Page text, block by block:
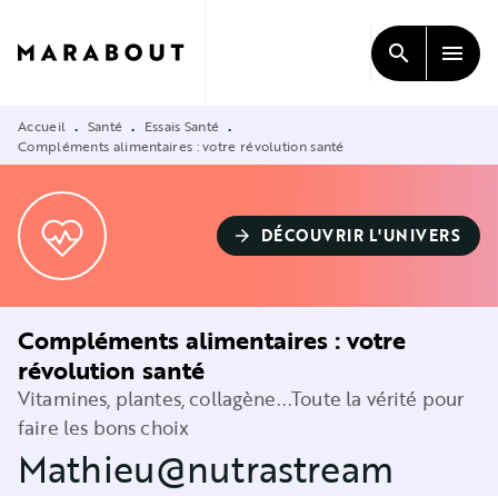
CONTENU
search menu
Accueil • Santé • Essais Santé •
Compléments alimentaires : votre révolution santé
arrow_forward DÉCOUVRIR L'UNIVERS
Compléments alimentaires : votre
révolution santé
Vitamines, plantes, collagène...Toute la vérité pour
faire les bons choix
Mathieu@nutrastream